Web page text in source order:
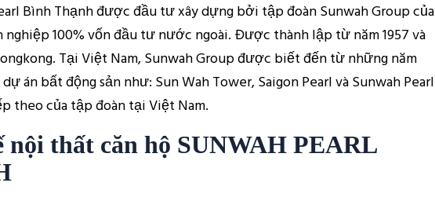
Bình Thạnh được đầu tư xây dựng bởi tập đoàn Sunwah Group của
nghiệp 100% vốn đầu tư nước ngoài. Được thành lập từ năm 1957 và
Tại Việt Nam, Sunwah Group được biết đến từ những năm
án bất động sản như: Sun Wah Tower, Saigon Pearl và Sunwah Pearl
theo của tập đoàn tại Việt Nam.
nội thất căn hộ SUNWAH PEARL